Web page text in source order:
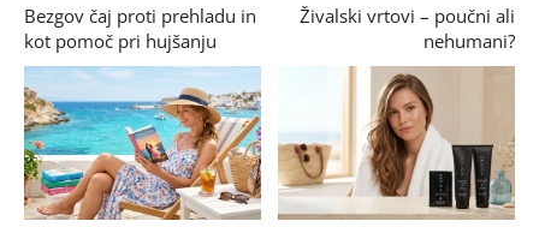
Bezgov čaj proti prehladu in
kot pomoč pri hujšanju
Živalski vrtovi – poučni ali
nehumani?